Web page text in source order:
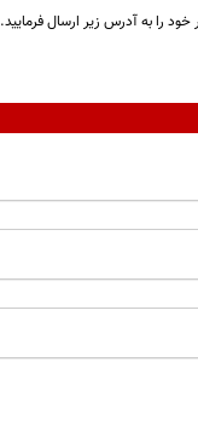
را به آدرس زیر ارسال فرمایید.